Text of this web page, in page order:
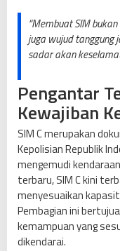
“Membuat SIM
juga wujud tanggung
sadar akan
Pengantar
Kewajiban
SIM C merupakan
Kepolisian Republik
mengemudi
terbaru, SIM C kini
menyesuaikan
Pembagian ini
kemampuan yang
dikendarai.